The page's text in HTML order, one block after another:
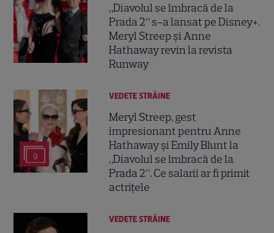
„Diavolul se îmbracă de la
Prada 2” s-a lansat pe Disney+.
Meryl Streep și Anne
Hathaway revin la revista
Runway
9
VEDETE STRĂINE
Meryl Streep, gest
impresionant pentru Anne
Hathaway și Emily Blunt la
„Diavolul se îmbracă de la
Prada 2”. Ce salarii ar fi primit
actrițele
VEDETE STRĂINE